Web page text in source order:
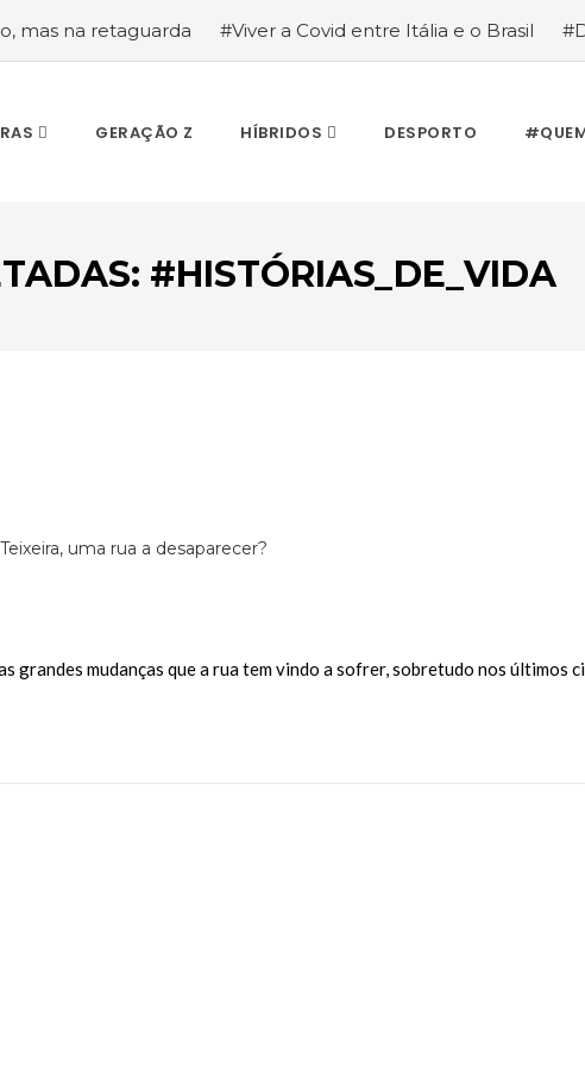
mas na retaguarda #Viver a Covid entre Itália e o Brasil
GERAÇÃO Z HÍBRIDOS DESPORTO
#HISTÓRIAS_DE_VIDA
grandes mudanças que a rua tem vindo a sofrer, sobretudo nos últimos